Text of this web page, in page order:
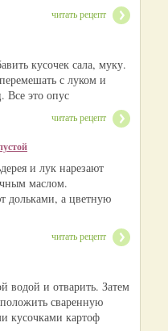
читать рецепт
кусочек сала, муку.
с луком и
Все это опус
читать рецепт
и лук нарезают
маслом.
дольками, а цветную
читать рецепт
водой и отварить. Затем
сваренную
кусочками картоф